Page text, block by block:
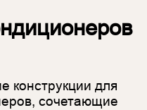
конструкции для
сочетающие